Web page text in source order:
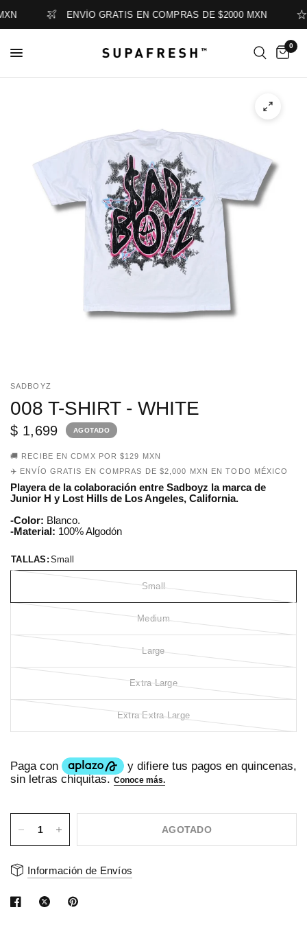
ENVÍO GRATIS EN COMPRAS DE $2000 MXN
0
SADBOYZ
008 T-SHIRT - WHITE
$ 1,699 AGOTADO
🚚 RECIBE EN CDMX POR $129 MXN
✈️ ENVÍO GRATIS EN COMPRAS DE $2,000 MXN EN TODO MÉXICO
Playera de la colaboración entre Sadboyz la marca de
Junior H y Lost Hills de Los Angeles, California.
-Color: Blanco.
-Material: 100% Algodón
TALLAS: Small
Small
Medium
Large
Extra Large
Extra Extra Large
AGOTADO
Información de Envíos